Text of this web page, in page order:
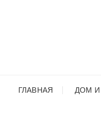
ГЛАВНАЯ ДОМ И